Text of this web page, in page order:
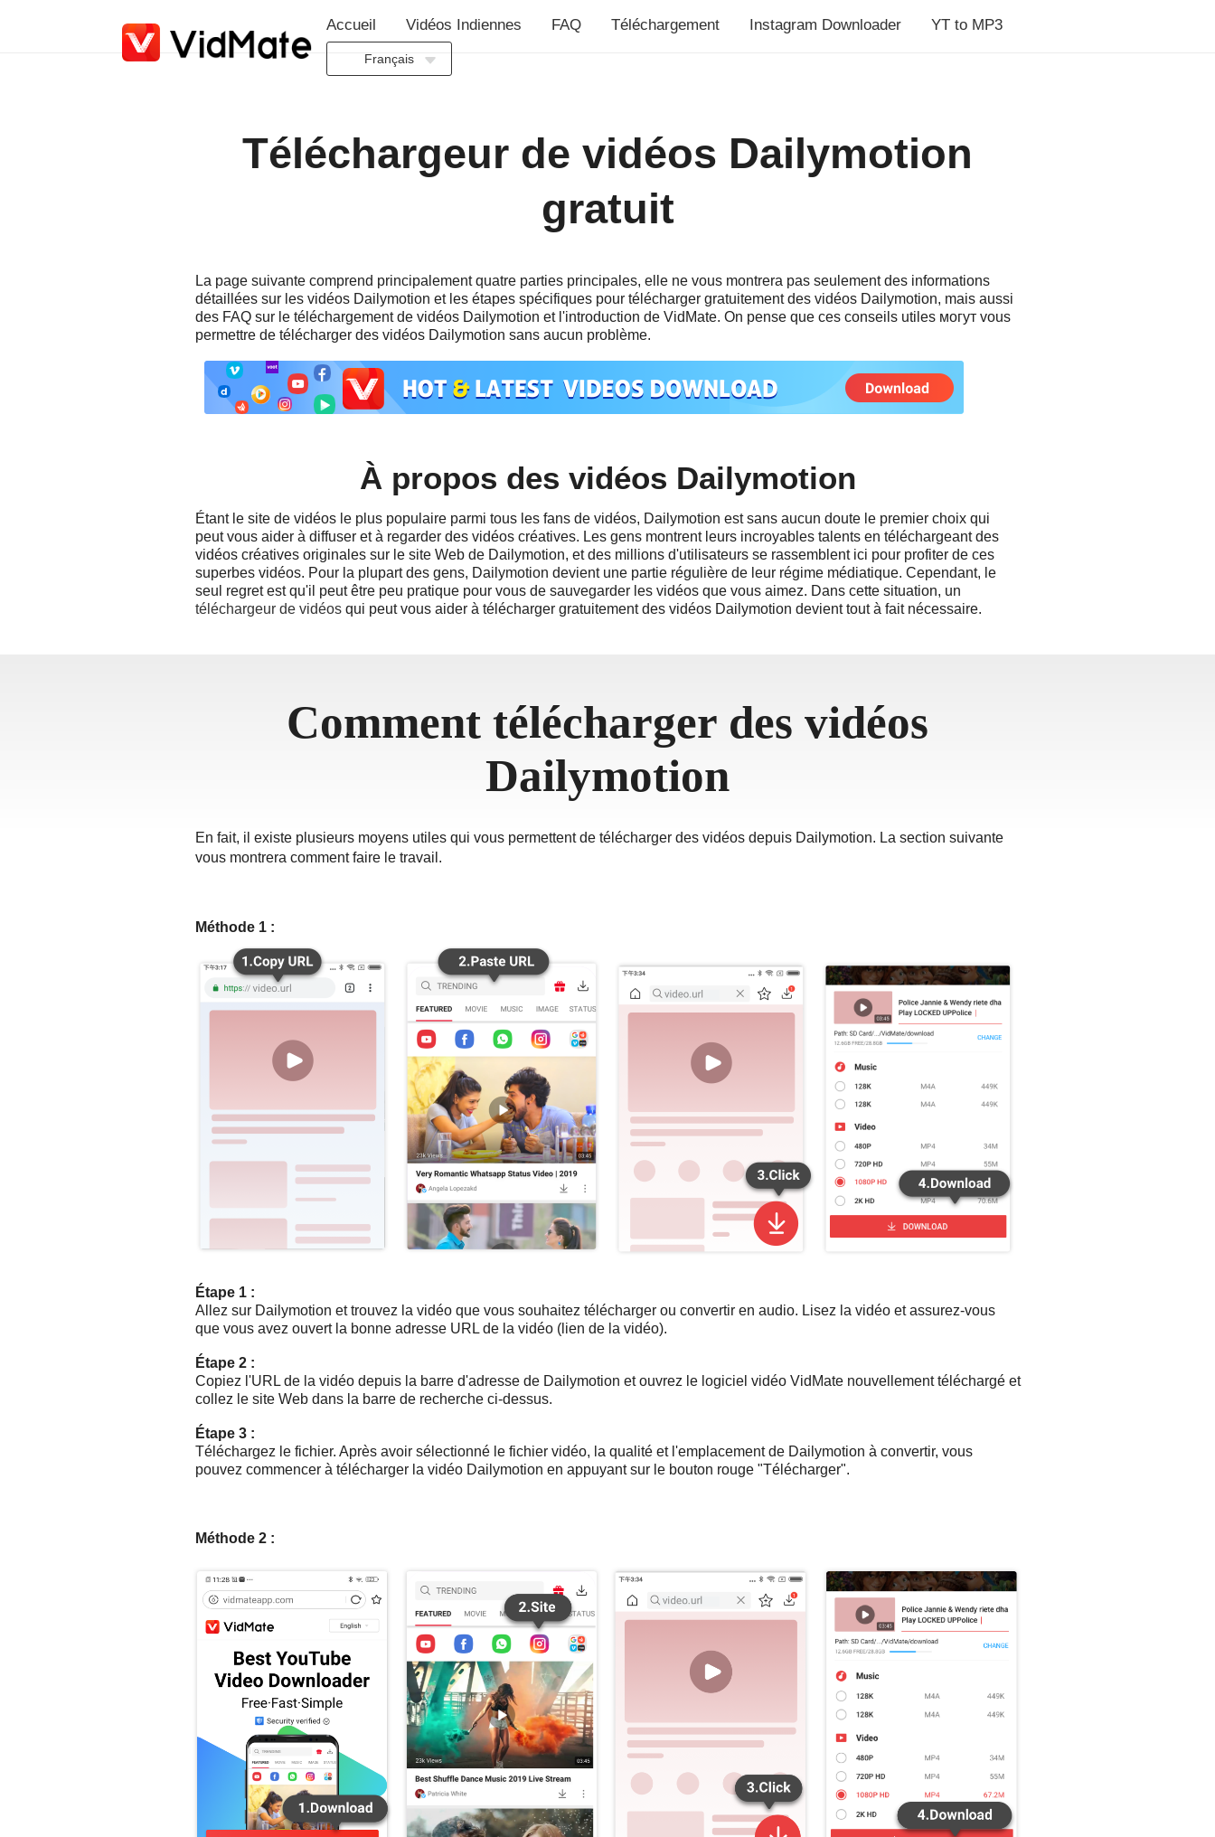
Accueil Vidéos Indiennes FAQ Téléchargement Instagram Downloader YT to MP3
Français
English
Русский
Türkçe
日本語
العربية
বাংলা
தமிழ்
اُردُو
తెలుగు
हिंदी
Malaysia
Việt Nam
ภาษาไทย
Téléchargeur de vidéos Dailymotion
gratuit
La page suivante comprend principalement quatre parties principales, elle ne vous montrera pas seulement des informations
détaillées sur les vidéos Dailymotion et les étapes spécifiques pour télécharger gratuitement des vidéos Dailymotion, mais aussi
des FAQ sur le téléchargement de vidéos Dailymotion et l'introduction de VidMate. On pense que ces conseils utiles могут vous
permettre de télécharger des vidéos Dailymotion sans aucun problème.
À propos des vidéos Dailymotion
Étant le site de vidéos le plus populaire parmi tous les fans de vidéos, Dailymotion est sans aucun doute le premier choix qui
peut vous aider à diffuser et à regarder des vidéos créatives. Les gens montrent leurs incroyables talents en téléchargeant des
vidéos créatives originales sur le site Web de Dailymotion, et des millions d'utilisateurs se rassemblent ici pour profiter de ces
superbes vidéos. Pour la plupart des gens, Dailymotion devient une partie régulière de leur régime médiatique. Cependant, le
seul regret est qu'il peut être peu pratique pour vous de sauvegarder les vidéos que vous aimez. Dans cette situation, un
téléchargeur de vidéosqui peut vous aider à télécharger gratuitement des vidéos Dailymotion devient tout à fait nécessaire.
Comment télécharger des vidéos
Dailymotion
En fait, il existe plusieurs moyens utiles qui vous permettent de télécharger des vidéos depuis Dailymotion. La section suivante
vous montrera comment faire le travail.
Méthode 1 :
Étape 1 :
Allez sur Dailymotion et trouvez la vidéo que vous souhaitez télécharger ou convertir en audio. Lisez la vidéo et assurez-vous
que vous avez ouvert la bonne adresse URL de la vidéo (lien de la vidéo).
Étape 2 :
Copiez l'URL de la vidéo depuis la barre d'adresse de Dailymotion et ouvrez le logiciel vidéo VidMate nouvellement téléchargé et
collez le site Web dans la barre de recherche ci-dessus.
Étape 3 :
Téléchargez le fichier. Après avoir sélectionné le fichier vidéo, la qualité et l'emplacement de Dailymotion à convertir, vous
pouvez commencer à télécharger la vidéo Dailymotion en appuyant sur le bouton rouge "Télécharger".
Méthode 2 :